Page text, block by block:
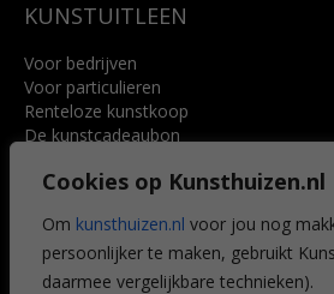
Cookies op Kunsthuizen.nl
Om kunsthuizen.nl voor jou nog
persoonlijker te maken, gebruikt
daarmee vergelijkbare technieken).
KUNSTUITLEEN
Voor bedrijven
Voor particulieren
Renteloze kunstkoop
De kunstcadeaubon
Voordelen
Veelgestelde vragen
CONTACT